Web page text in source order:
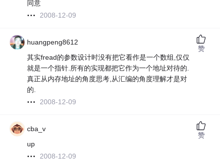
同意
2008-12-09
huangpeng8612
其实fread的参数设计时没有把它看作是一个数组,仅仅
就是一个指针.所有的实现都把它作为一个地址对待的.
真正从内存地址的角度思考,从汇编的角度理解才是对
的.
2008-12-09
赞
cba_v
up
2008-12-09
赞